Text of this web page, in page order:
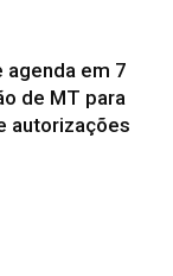
agenda em 7
de MT para
autorizações